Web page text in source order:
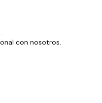
con nosotros.